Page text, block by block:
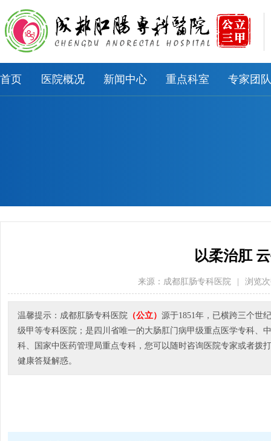
首页 医院概况 新闻中心 重点科室 专家团队
以柔治肛
来源：成都肛肠专科医院 浏览
温馨提示：成都肛肠专科医院 （公立） 源于1851年，已横跨三个世
级甲等专科医院；是四川省唯一的大肠肛门病甲级重点医学专科、
科、国家中医药管理局重点专科，您可以随时咨询医院专家或者拨
健康答疑解惑。